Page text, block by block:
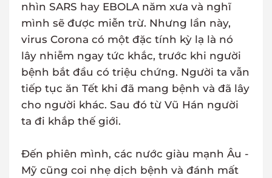
nhìn SARS hay EBOLA năm xưa và nghĩ
mình sẽ được miễn trừ. Nhưng lần này,
virus Corona có một đặc tính kỳ lạ là nó
lây nhiễm ngay tức khắc, trước khi người
bệnh bắt đầu có triệu chứng. Người ta vẫn
tiếp tục ăn Tết khi đã mang bệnh và đã lây
cho người khác. Sau đó từ Vũ Hán người
ta đi khắp thế giới.
Đến phiên mình, các nước giàu mạnh Âu -
Mỹ cũng coi nhẹ dịch bệnh và đánh mất